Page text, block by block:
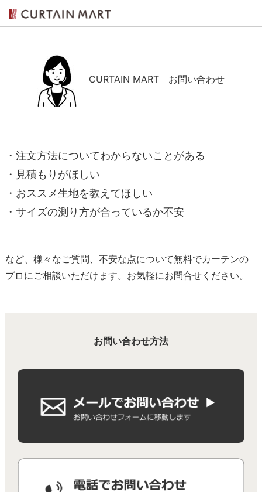
CURTAIN MART お問い合わせ
・注文方法についてわからないことがある
・見積もりがほしい
・おススメ生地を教えてほしい
・サイズの測り方が合っているか不安
など、様々なご質問、不安な点について無料でカーテンの
プロにご相談いただけます。お気軽にお問合せください。
お問い合わせ方法